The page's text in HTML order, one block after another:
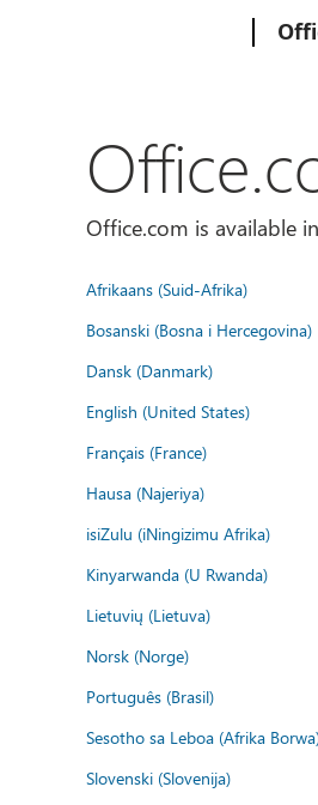
Office.com is available
Afrikaans (Suid-Afrika)
Bosanski (Bosna i Hercegovina)
Dansk (Danmark)
English (United States)
Français (France)
Hausa (Najeriya)
isiZulu (iNingizimu Afrika)
Kinyarwanda (U Rwanda)
Lietuvių (Lietuva)
Norsk (Norge)
Português (Brasil)
Sesotho sa Leboa (Afrika
Slovenski (Slovenija)